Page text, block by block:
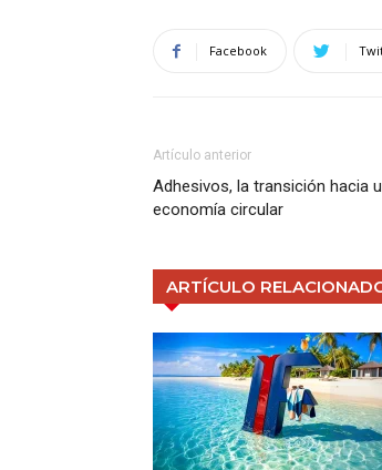
Facebook
Artículo anterior
Adhesivos, la transición hacia
economía circular
ARTÍCULO